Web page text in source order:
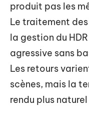
produit pas les
Le traitement
la gestion du
agressive sans
Les retours
scènes, mais la
rendu plus